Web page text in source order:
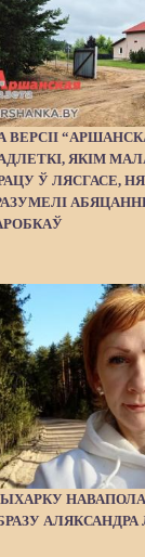
ВЕРСІІ
ЯКІМ
Ў ЛЯСГАСЕ,